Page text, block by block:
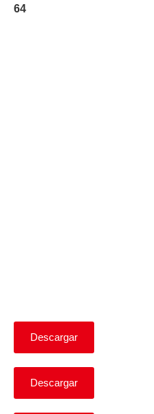
64
Descargar
Descargar